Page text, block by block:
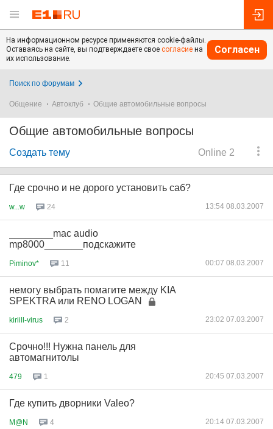
На информационном ресурсе применяются cookie-файлы.
Оставаясь на сайте, вы подтверждаете свое согласие на
их использование.
Согласен
Поиск по форумам
Общение Автоклуб Общие автомобильные вопросы
Общие автомобильные вопросы
Online 2
Создать тему
Где срочно и не дорого установить саб?
w...w 24 13:54 08.03.2007
________mac audio
mp8000_______подскажите
Piminov* 11 00:07 08.03.2007
немогу выбрать помагите между KIA
SPEKTRA или RENO LOGAN
kiriill-virus 2 23:02 07.03.2007
Срочно!!! Нужна панель для
автомагнитолы
479 1 20:45 07.03.2007
Где купить дворники Valeo?
M@N 4 20:14 07.03.2007